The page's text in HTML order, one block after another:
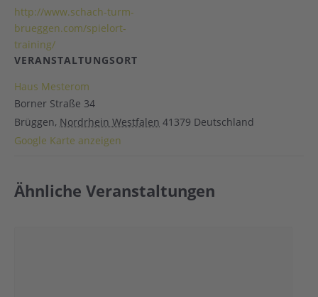
http://www.schach-turm-
brueggen.com/spielort-
training/
VERANSTALTUNGSORT
Haus Mesterom
Borner Straße 34
Brüggen, Nordrhein Westfalen 41379 Deutschland
Google Karte anzeigen
Ähnliche Veranstaltungen